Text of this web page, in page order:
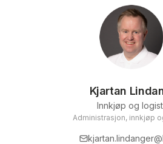
Kjartan
Innkjøp og
Administrasjon, innkjøp